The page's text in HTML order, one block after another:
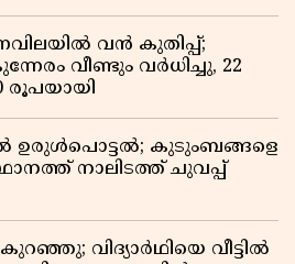
വൻ കുതിപ്പ്;
വീണ്ടും വർധിച്ചു, 22
രൂപയായി
ഉരുൾപൊട്ടൽ; കുടുംബങ്ങളെ
നാലിടത്ത് ചുവപ്പ്
വിദ്യാർഥിയെ വീട്ടിൽ